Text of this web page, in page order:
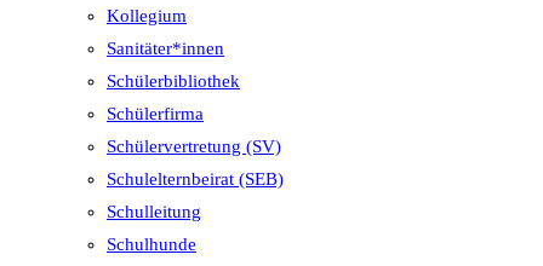
Kollegium
Sanitäter*innen
Schülerbibliothek
Schülerfirma
Schülervertretung (SV)
Schulelternbeirat (SEB)
Schulleitung
Schulhunde